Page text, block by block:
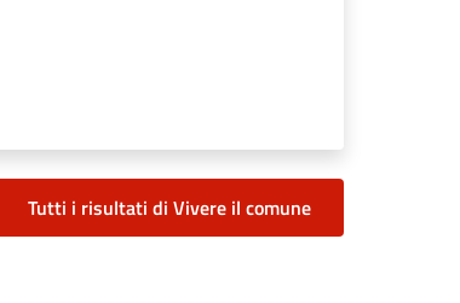
Tutti i risultati di Vivere il comune